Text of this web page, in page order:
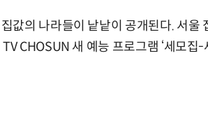
값의 나라들이 낱낱이 공개된다. 서울
CHOSUN 새 예능 프로그램 ‘세모집